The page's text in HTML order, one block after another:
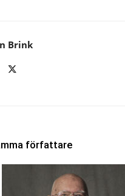
Brink
författare